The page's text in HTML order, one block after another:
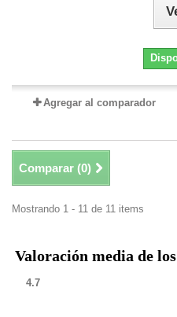
Agregar al comparador
Comparar (0)
Mostrando 1 - 11 de 11 items
Valoración media de
4.7